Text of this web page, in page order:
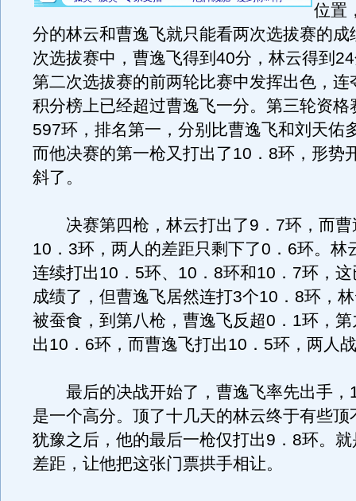
位置
分的林云和曹逸飞就只能看两次选拔赛的成
次选拔赛中，曹逸飞得到40分，林云得到
第二次选拔赛的前两轮比赛中发挥出色，连
积分榜上已经超过曹逸飞一分。第三轮资格
597环，排名第一，分别比曹逸飞和刘天佑
而他决赛的第一枪又打出了10．8环，形势
斜了。
决赛第四枪，林云打出了9．7环，而曹
10．3环，两人的差距只剩下了0．6环。林
连续打出10．5环、10．8环和10．7环，
成绩了，但曹逸飞居然连打3个10．8环，
被蚕食，到第八枪，曹逸飞反超0．1环，
出10．6环，而曹逸飞打出10．5环，两人
最后的决战开始了，曹逸飞率先出手，
是一个高分。顶了十几天的林云终于有些顶
犹豫之后，他的最后一枪仅打出9．8环。
差距，让他把这张门票拱手相让。